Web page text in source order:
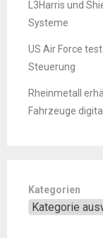
L3Harris und
Systeme
US Air Force
Steuerung
Rheinmetall
Fahrzeuge
Kategorien